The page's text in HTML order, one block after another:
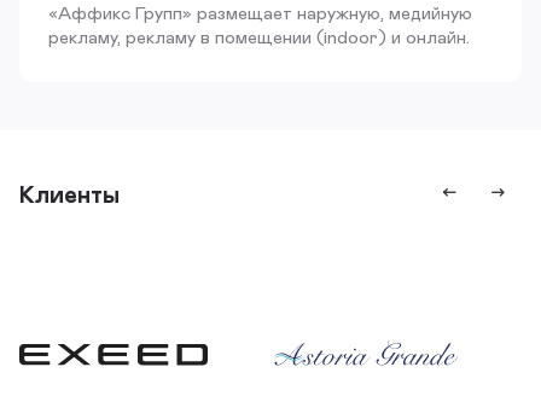
«Аффикс Групп» размещает наружную, медийную
рекламу, рекламу в помещении (indoor) и онлайн.
Клиенты